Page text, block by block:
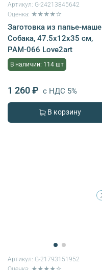
Артикул: G-24213845642
Оценка: ★★★★☆
Заготовка из папье-маше
Собака, 47.5х12х35 см,
PAM-066 Love2art
В наличии: 114 шт
1 260 ₽ с НДС 5%
В корзину
Артикул: G-21793151952